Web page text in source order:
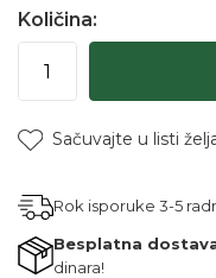
Količina:
Sačuvajte u listi
Rok isporuke 3-5
Besplatna
dinara!